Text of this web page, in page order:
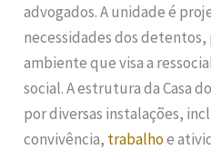
advogados. A unidade é
necessidades dos
ambiente que visa a
social. A estrutura da Casa
por diversas instalações,
convivência, trabalhoe